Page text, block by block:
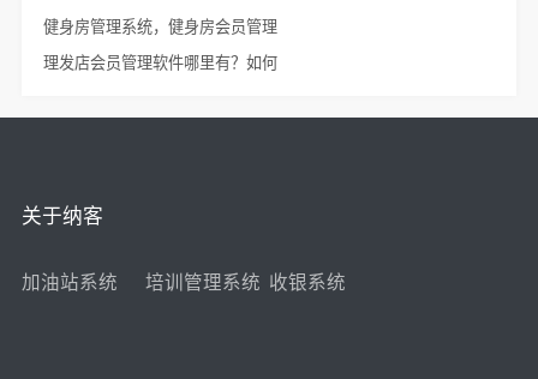
健身房管理系统，健身房会员管理
理发店会员管理软件哪里有？如何
关于纳客
加油站系统 培训管理系统 收银系统